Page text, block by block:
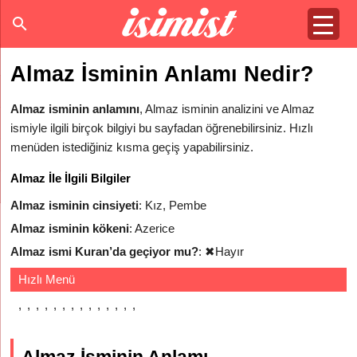
Almaz İsminin Anlamı Nedir?
Almaz isminin anlamını, Almaz isminin analizini ve Almaz
ismiyle ilgili birçok bilgiyi bu sayfadan öğrenebilirsiniz. Hızlı
menüden istediğiniz kısma geçiş yapabilirsiniz.
Almaz İle İlgili Bilgiler
Almaz isminin cinsiyeti: Kız, Pembe
Almaz isminin kökeni: Azerice
Almaz ismi Kuran’da geçiyor mu?: ✖Hayır
Hızlı Menü